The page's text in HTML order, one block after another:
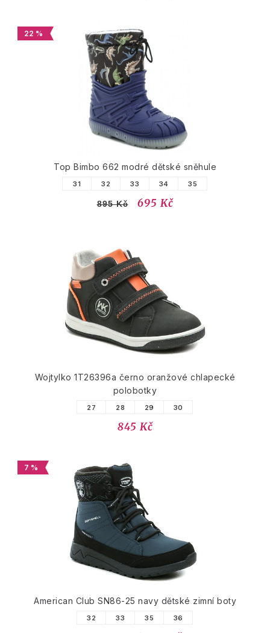
22 %
Top Bimbo 662 modré dětské sněhule
31 32 33 34 35
895 Kč 695 Kč
Wojtylko 1T26396a černo oranžové chlapecké
polobotky
27 28 29 30
845 Kč
7 %
American Club SN86-25 navy dětské zimní boty
32 33 35 36